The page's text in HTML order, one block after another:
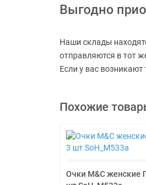
Выгодно
Наши склады
отправляются в тот
Если у вас
Похожие
Очки M&C женские